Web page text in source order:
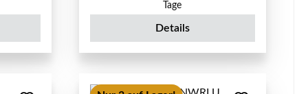
Tage
Details